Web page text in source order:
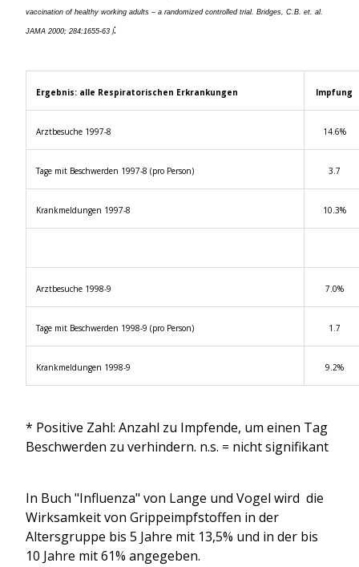
vaccination of healthy working adults – a randomized controlled trial. Bridges, C.B. et. al.
JAMA 2000; 284:1655-63 ):
Ergebnis: alle Respiratorischen Erkrankungen Impfung
Arztbesuche 1997-8 14.6%
Tage mit Beschwerden 1997-8 (pro Person) 3.7
Krankmeldungen 1997-8 10.3%
Arztbesuche 1998-9 7.0%
Tage mit Beschwerden 1998-9 (pro Person) 1.7
Krankmeldungen 1998-9 9.2%
* Positive Zahl: Anzahl zu Impfende, um einen Tag
Beschwerden zu verhindern. n.s. = nicht signifikant
In Buch "Influenza" von Lange und Vogel wird die
Wirksamkeit von Grippeimpfstoffen in der
Altersgruppe bis 5 Jahre mit 13,5% und in der bis
10 Jahre mit 61% angegeben.